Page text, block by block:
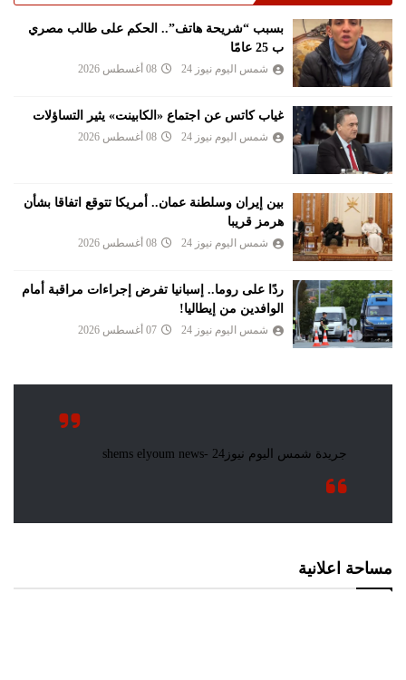
بسبب “شريحة هاتف”.. الحكم على طالب مصري
ب 25 عامًا
شمس اليوم نيوز 24 08 أغسطس 2026
غياب كاتس عن اجتماع «الكابينت» يثير التساؤلات
شمس اليوم نيوز 24 08 أغسطس 2026
بين إيران وسلطنة عمان.. أمريكا تتوقع اتفاقا بشأن
هرمز قريبا
شمس اليوم نيوز 24 08 أغسطس 2026
ردًا على روما.. إسبانيا تفرض إجراءات مراقبة أمام
الوافدين من إيطاليا!
شمس اليوم نيوز 24 07 أغسطس 2026
مساحة اعلانية